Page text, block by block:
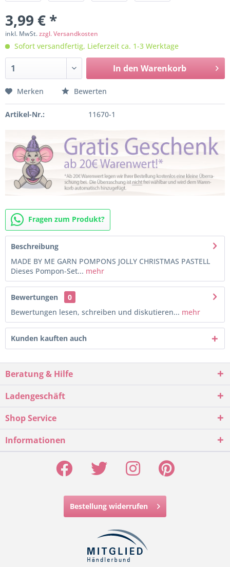
3,99 € *
inkl. MwSt.zzgl. Versandkosten
Sofort versandfertig, Lieferzeit ca. 1-3 Werktage
In den Warenkorb
Merken Bewerten
Artikel-Nr.: 11670-1
Fragen zum Produkt?
Beschreibung
MADE BY ME GARN POMPONS JOLLY CHRISTMAS PASTELL
Dieses Pompon-Set... mehr
Bewertungen
0
Bewertungen lesen, schreiben und diskutieren... mehr
Kunden kauften auch
Beratung & Hilfe
Ladengeschäft
Shop Service
Informationen
Bestellung widerrufen